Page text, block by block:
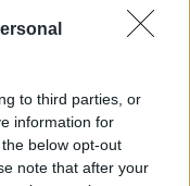
to third parties, or
information for
below opt-out
note that after your